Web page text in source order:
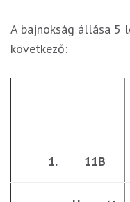
A bajnokság állása 5
következő:
1. 11B